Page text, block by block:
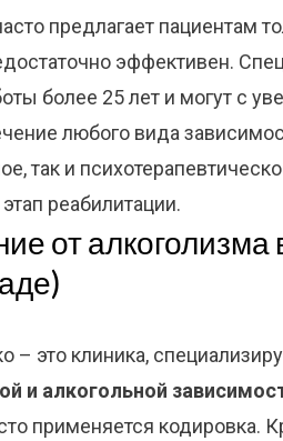
предлагает пациентам
эффективен.
более 25 лет и могут с
любого вида
так и
реабилитации.
от
– это клиника,
и алкогольной
применяется кодировка.